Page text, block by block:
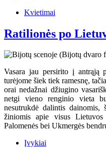
Kvietimai
Ratilionės po
Vasara jau persirito į antrąją
turėjome šiek tiek ramesnę,
orai nedažnai džiugino
netgi vieno renginio vieta
nesutrukdė dalintis dainomis,
žiniomis apie visus
Palomenės bei Ukmergės
Įvykiai